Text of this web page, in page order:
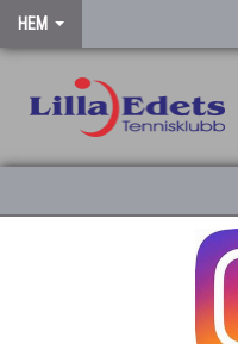
HEM